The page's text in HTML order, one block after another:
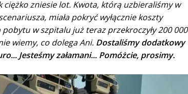
zniesie lot. Kwota, którą uzbieraliśmy w
miała pokryć wyłącznie koszty
w szpitalu już teraz przekroczyły 200 000
wiemy, co dolega Ani. Dostaliśmy dodatkowy
Jesteśmy załamani... Pomóżcie, prosimy.